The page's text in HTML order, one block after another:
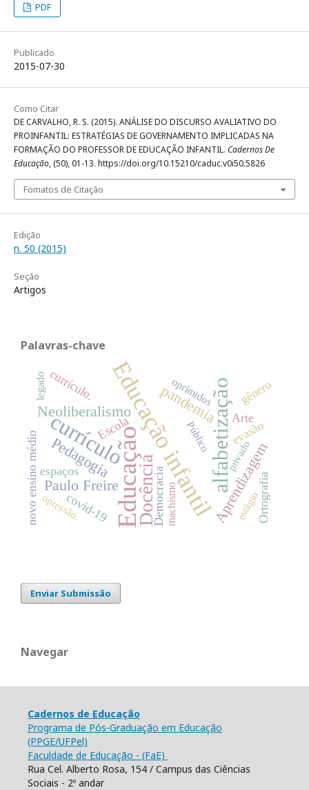
PDF
Publicado
2015-07-30
Como Citar
DE CARVALHO, R. S. (2015). ANÁLISE DO DISCURSO AVALIATIVO DO
PROINFANTIL: ESTRATÉGIAS DE GOVERNAMENTO IMPLICADAS NA
FORMAÇÃO DO PROFESSOR DE EDUCAÇÃO INFANTIL. Cadernos De
Educação, (50), 01-13. https://doi.org/10.15210/caduc.v0i50.5826
Fomatos de Citação
Edição
n. 50 (2015)
Seção
Artigos
Palavras-chave
Educação
Educação infantil
currículo alfabetização
Docência
pandemia
Paulo Freire
Neoliberalismo
Aprendizagem
Pedagogia
covid-19
currículo.
evasão
novo ensino médio espaços
Arte
gênero
Democracia Ortografia
Escola
opressão.
Público
privado
machismo estágio
oprimidos
legado
Enviar Submissão
Navegar
Cadernos de Educação
Programa de Pós-Graduação em Educação
(PPGE/UFPel)
Faculdade de Educação - (FaE)
Rua Cel. Alberto Rosa, 154 / Campus das Ciências
Sociais - 2º andar